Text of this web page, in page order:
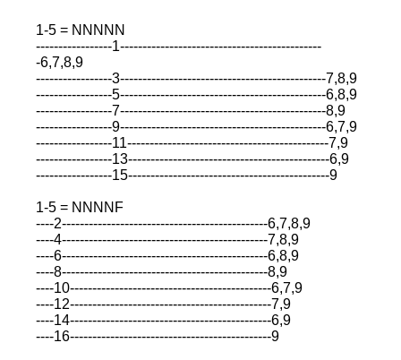
1-5 = NNNNN
-----------------1---------------------------------------------
-6,7,8,9
-----------------3----------------------------------------------7,8,9
-----------------5----------------------------------------------6,8,9
-----------------7----------------------------------------------8,9
-----------------9----------------------------------------------6,7,9
-----------------11---------------------------------------------7,9
-----------------13---------------------------------------------6,9
-----------------15---------------------------------------------9
1-5 = NNNNF
----2----------------------------------------------6,7,8,9
----4----------------------------------------------7,8,9
----6----------------------------------------------6,8,9
----8----------------------------------------------8,9
----10---------------------------------------------6,7,9
----12---------------------------------------------7,9
----14---------------------------------------------6,9
----16---------------------------------------------9